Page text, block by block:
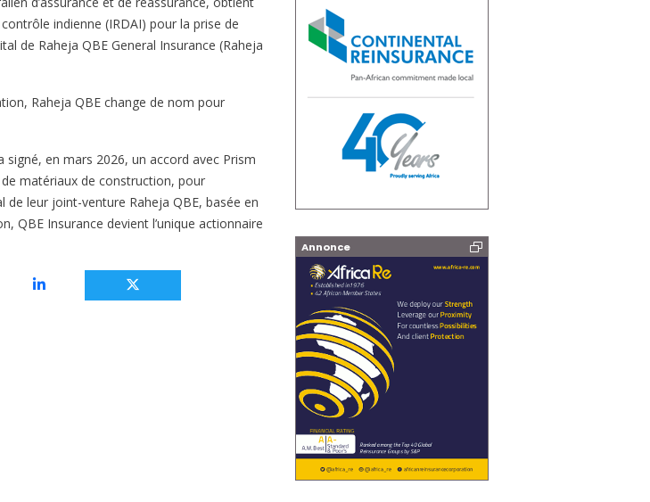
indienne (IRDAI) pour la prise de
de Raheja QBE General Insurance (Raheja
Raheja QBE change de nom pour
signé, en mars 2026, un accord avec Prism
matériaux de construction, pour
de leur joint-venture Raheja QBE, basée en
QBE Insurance devient l’unique actionnaire
Annonce